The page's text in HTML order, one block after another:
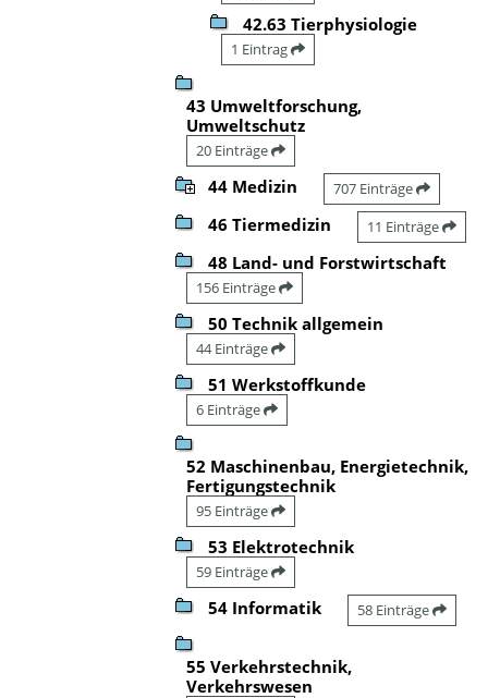
42.63 Tierphysiologie
1 Eintrag
43 Umweltforschung,
Umweltschutz
20 Einträge
44 Medizin 707 Einträge
46 Tiermedizin 11 Einträge
48 Land- und Forstwirtschaft
156 Einträge
50 Technik allgemein
44 Einträge
51 Werkstoffkunde
6 Einträge
52 Maschinenbau, Energietechnik,
Fertigungstechnik
95 Einträge
53 Elektrotechnik
59 Einträge
54 Informatik 58 Einträge
55 Verkehrstechnik,
Verkehrswesen